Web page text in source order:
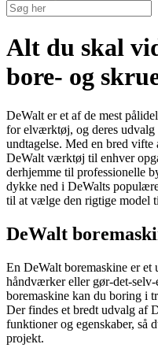
Alt du skal
bore- og
DeWalt er et af de mest
for elværktøj, og deres udvalg
undtagelse. Med en bred
DeWalt værktøj til enhver
derhjemme til professionelle
dykke ned i DeWalts
til at vælge den rigtige model
DeWalt
En DeWalt boremaskine er
håndværker eller gør-det-
boremaskine kan du boring i
Der findes et bredt udvalg af
funktioner og egenskaber, så
projekt.